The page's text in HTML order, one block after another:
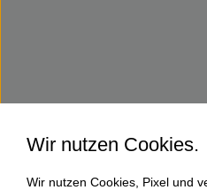
Wir nutzen Cookies.
Wir nutzen Cookies, Pixel und